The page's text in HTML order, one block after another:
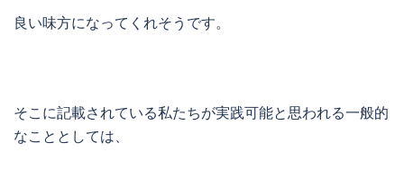
良い味方になってくれそうです。
そこに記載されている私たちが実践可能と思われる一般的
なこととしては、